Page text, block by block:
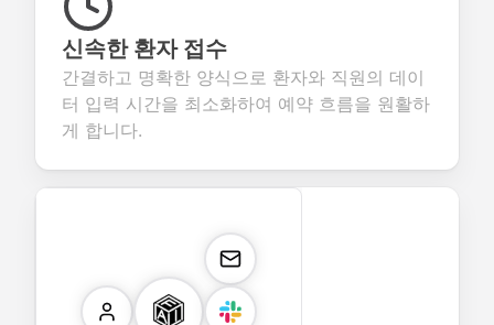
신속한 환자 접수
간결하고 명확한 양식으로 환자와 직원의 데이
터 입력 시간을 최소화하여 예약 흐름을 원활하
게 합니다.